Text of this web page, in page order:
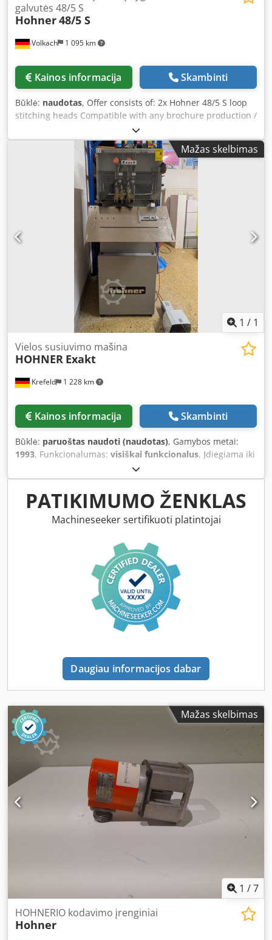
Volkach 1 095 km
galvutės 48/5 S
Hohner48/5 S
Kainos informacija Skambinti
Būklė: naudotas, Offer consists of: 2x Hohner 48/5 S loop
stitching heads Compatible with any brochure production /
saddle stitcher - Weight: 5.4 kg Upon request, we can
organize the following for you: Dsdju Srfzepfx Aqrswa
Packing, loading, transport (by ship or by air) including
customs clearance Obtaining a leasing offer
Mažas skelbimas
1 / 1
Krefeld 1 228 km
Vielos susiuvimo mašina
HOHNER Exakt
Kainos informacija Skambinti
Būklė: paruoštas naudoti (naudotas), Gamybos metai:
1993, Funkcionalumas: visiškai funkcionalus, Įdiegiama iki
keturių „HOHNER UNIVERSAL 52/8“ siaurų tvirtinimo
galvučių, skirtų: įprastam tvirtinimui, žiediniam tvirtinimui
arba mišriam naudojimui. Puikiai tinka tiek kaip atskira
mašina, tiek kaip įmontuojamas įrenginys. – Didžiausias
tvirtinimo storis – 8 mm, esant įprastam tvirtinimui. –
pakreiptas – brošiūroms. – Tvirtinimo storis ir vielos ilgis
reguliuojami vienu metu ir centriniai visiems galvutėms
naudojant tik vieną svirtį. Dsdjzkuhzspfx Aqrjwa – Viena
galinė ir dvi šoninės atramos, kurios yra reguliuojamos,
užtikrina, kad spaustukai visada būtų teisingoje vietoje. –
Tvirtinimo galvutes galima greitai nuimti arba pritvirtinti,
perkelti į šoną arba tiesiog laikinai išjungti. – Didžiausias
tvirtinimo našumas: 206 spaustukai per minutę vienai
x 280 mm. – Įdėjimo gylis nuo pjovimo dėžutės: 165 mm. –
Didžiausias atstumas tarp spaustukų: 330 mm. –
PATIKIMUMO ŽENKLAS
Machineseeker sertifikuoti platintojai
Daugiau informacijos dabar
Mažas skelbimas
1 /7
HOHNERIO kodavimo įrenginiai
Hohner